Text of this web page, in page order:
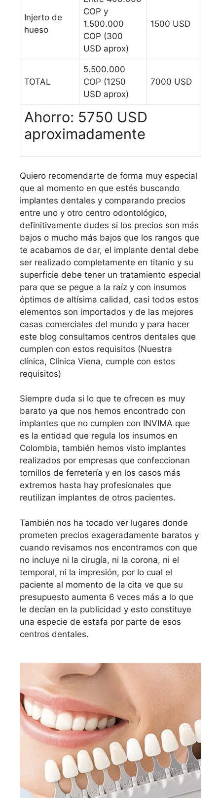
Injerto de
hueso
COP y
1.500.000
COP (300
USD aprox)
1500 USD
TOTAL
5.500.000
COP (1250
USD aprox)
7000 USD
Ahorro: 5750 USD
aproximadamente
Quiero recomendarte de forma muy especial
que al momento en que estés buscando
implantes dentales y comparando precios
entre uno y otro centro odontológico,
definitivamente dudes si los precios son más
bajos o mucho más bajos que los rangos que
te acabamos de dar, el implante dental debe
ser realizado completamente en titanio y su
superficie debe tener un tratamiento especial
para que se pegue a la raíz y con insumos
óptimos de altísima calidad, casi todos estos
elementos son importados y de las mejores
casas comerciales del mundo y para hacer
este blog consultamos centros dentales que
cumplen con estos requisitos (Nuestra
clínica, Clínica Viena, cumple con estos
requisitos)
Siempre duda si lo que te ofrecen es muy
barato ya que nos hemos encontrado con
implantes que no cumplen con INVIMA que
es la entidad que regula los insumos en
Colombia, también hemos visto implantes
realizados por empresas que confeccionan
tornillos de ferretería y en los casos más
extremos hasta hay profesionales que
reutilizan implantes de otros pacientes.
También nos ha tocado ver lugares donde
prometen precios exageradamente baratos y
cuando revisamos nos encontramos con que
no incluye ni la cirugía, ni la corona, ni el
temporal, ni la impresión, por lo cual el
paciente al momento de la cita ve que su
presupuesto aumenta 6 veces más a lo que
le decían en la publicidad y esto constituye
una especie de estafa por parte de esos
centros dentales.